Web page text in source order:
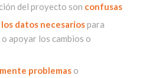
del proyecto son confusas
datos necesariospara
apoyar los cambios o
problemaso